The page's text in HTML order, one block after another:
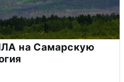
на Самарскую